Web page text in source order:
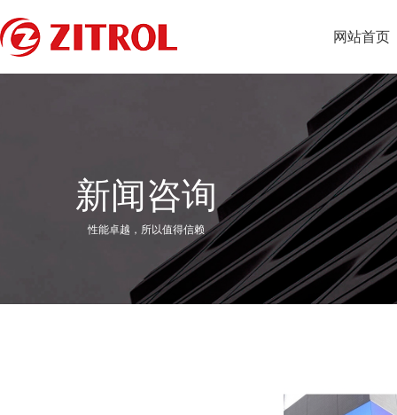
网站首页
新闻咨询
性能卓越，所以值得信赖